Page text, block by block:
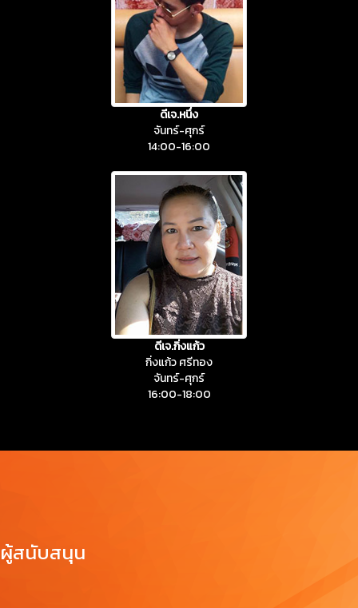
ดีเจ.หนึ่ง
จันทร์-ศุกร์
14:00-16:00
ดีเจ.กิ่งแก้ว
กิ่งแก้ว ศรีทอง
จันทร์-ศุกร์
16:00-18:00
ผู้สนับสนุน